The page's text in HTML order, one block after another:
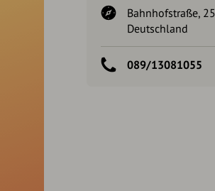
Bahnhofstraße,
Deutschland
089/13081055